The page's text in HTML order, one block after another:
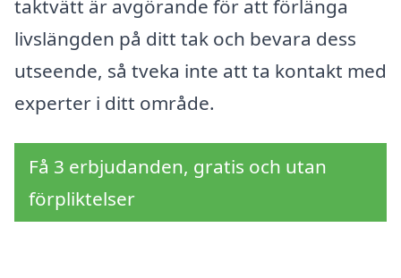
taktvätt är avgörande för att förlänga
livslängden på ditt tak och bevara dess
utseende, så tveka inte att ta kontakt med
experter i ditt område.
Få 3 erbjudanden, gratis och utan
förpliktelser